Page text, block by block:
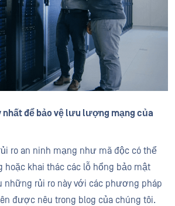
nhất để bảo vệ lưu lượng mạng của
ro an ninh mạng như mã độc có thể
hoặc khai thác các lỗ hổng bảo mật
những rủi ro này với các phương pháp
được nêu trong blog của chúng tôi.